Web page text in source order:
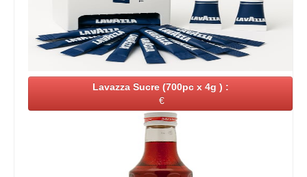
Lavazza Sucre (700pc x 4g ) :
€